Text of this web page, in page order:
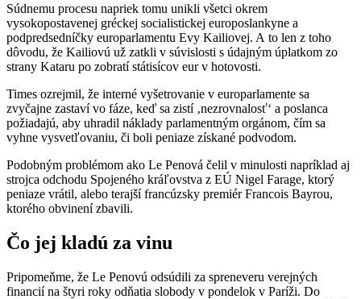
Súdnemu procesu napriek tomu unikli všetci okrem
vysokopostavenej gréckej socialistickej europoslankyne a
podpredsedníčky europarlamentu Evy Kailiovej. A to len z toho
dôvodu, že Kailiovú už zatkli v súvislosti s údajným úplatkom zo
strany Kataru po zobratí státisícov eur v hotovosti.
Times ozrejmil, že interné vyšetrovanie v europarlamente sa
zvyčajne zastaví vo fáze, keď sa zistí ‚nezrovnalosť‘ a poslanca
požiadajú, aby uhradil náklady parlamentným orgánom, čím sa
vyhne vysvetľovaniu, či boli peniaze získané podvodom.
Podobným problémom ako Le Penová čelil v minulosti napríklad aj
strojca odchodu Spojeného kráľovstva z EÚ Nigel Farage, ktorý
peniaze vrátil, alebo terajší francúzsky premiér Francois Bayrou,
ktorého obvinení zbavili.
Čo jej kladú za vinu
Pripomeňme, že Le Penovú odsúdili za spreneveru verejných
financií na štyri roky odňatia slobody v pondelok v Paríži. Do